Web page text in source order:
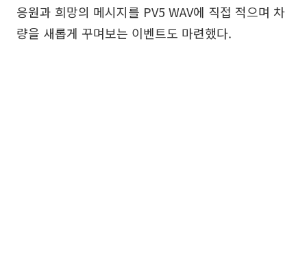
응원과 희망의 메시지를 PV5 WAV에 직접 적으며 차
량을 새롭게 꾸며보는 이벤트도 마련했다.